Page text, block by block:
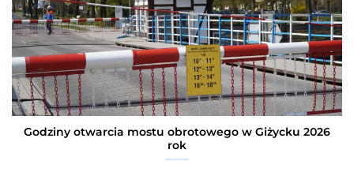
Godziny otwarcia mostu obrotowego w Giżycku 2026
rok